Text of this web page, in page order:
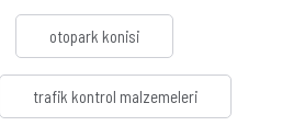
otopark konisi
trafik kontrol malzemeleri